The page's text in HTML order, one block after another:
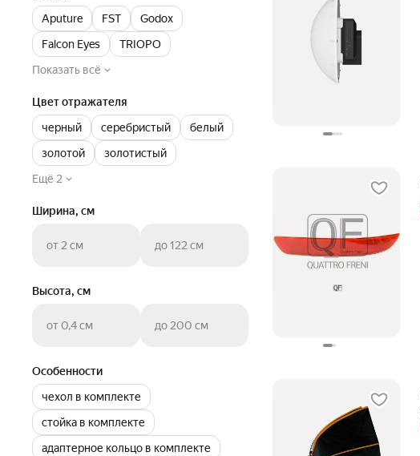
Aputure
FST
Godox
Falcon Eyes
TRIOPO
Показать всё
Цвет отражателя
черный
серебристый
белый
золотой
золотистый
Ещё 2
Ширина, см
от 2 см до 122 см
Высота, см
от 0,4 см до 200 см
Особенности
чехол в комплекте
стойка в комплекте
адаптерное кольцо в комплекте